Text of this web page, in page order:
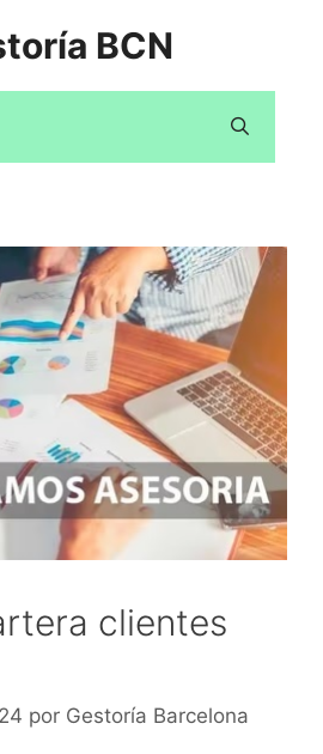
BCN
clientes
por Gestoría Barcelona